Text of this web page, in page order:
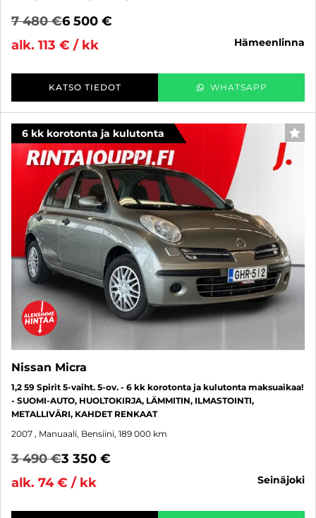
7 480 €6 500 €
alk. 113 € / kk
hämeenlinna
KATSO TIEDOT WHATSAPP
6 kk korotonta ja kulutonta
Nissan Micra
1,2 59 Spirit 5-vaiht. 5-ov. - 6 kk korotonta ja kulutonta maksuaikaa!
- SUOMI-AUTO, HUOLTOKIRJA, LÄMMITIN, ILMASTOINTI,
METALLIVÄRI, KAHDET RENKAAT
2007 , Manuaali, Bensiini, 189 000 km
3 490 €3 350 €
alk. 74 € / kk
seinäjoki